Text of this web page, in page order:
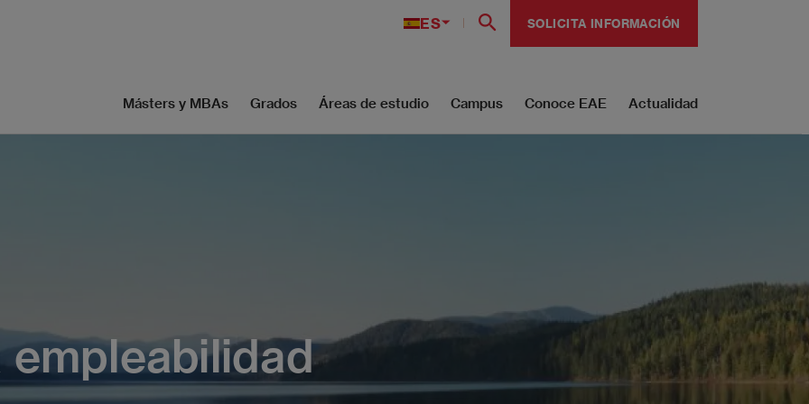
ES SOLICITA INFORMACIÓN
Másters y MBAs Grados Áreas de estudio Campus Conoce EAE Actualidad
empleabilidad